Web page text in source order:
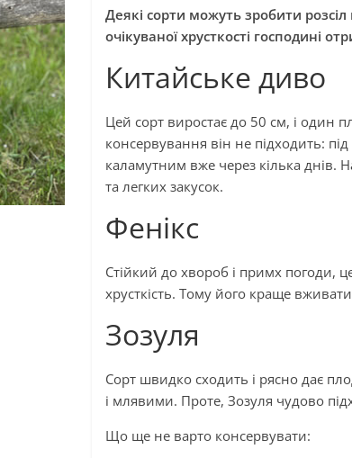
Деякі сорти можуть зробити
очікуваної хрусткості господині
Китайське диво
Цей сорт виростає до 50 см, і один
консервування він не підходить:
каламутним вже через кілька
та легких закусок.
Фенікс
Стійкий до хвороб і примх погоди,
хрусткість. Тому його краще
Зозуля
Сорт швидко сходить і рясно дає
і млявими. Проте, Зозуля чудово
Що ще не варто консервувати: